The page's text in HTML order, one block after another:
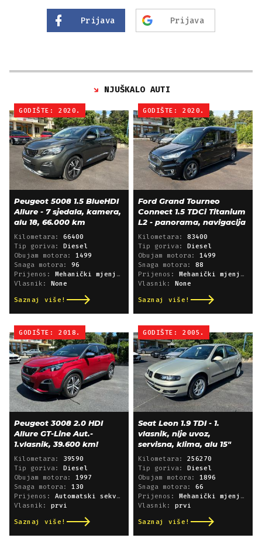
Prijava Prijava
NJUŠKALO AUTI
GODIŠTE: 2020.
Peugeot 5008 1.5 BlueHDI
Allure - 7 sjedala, kamera,
alu 18, 66.000 km
Kilometara: 66400
Tip goriva: Diesel
Obujam motora: 1499
Snaga motora: 96
Prijenos: Mehanički mjenjač
Vlasnik: None
Saznaj više!
GODIŠTE: 2020.
Ford Grand Tourneo
Connect 1.5 TDCi Titanium
L2 - panorama, navigacija
Kilometara: 83400
Tip goriva: Diesel
Obujam motora: 1499
Snaga motora: 88
Prijenos: Mehanički mjenjač
Vlasnik: None
Saznaj više!
GODIŠTE: 2018.
Peugeot 3008 2.0 HDI
Allure GT-Line Aut.-
1.vlasnik, 39.600 km!
Kilometara: 39590
Tip goriva: Diesel
Obujam motora: 1997
Snaga motora: 130
Prijenos: Automatski sekvencijski
Vlasnik: prvi
Saznaj više!
GODIŠTE: 2005.
Seat Leon 1.9 TDI - 1.
vlasnik, nije uvoz,
servisna, klima, alu 15"
Kilometara: 256270
Tip goriva: Diesel
Obujam motora: 1896
Snaga motora: 66
Prijenos: Mehanički mjenjač
Vlasnik: prvi
Saznaj više!